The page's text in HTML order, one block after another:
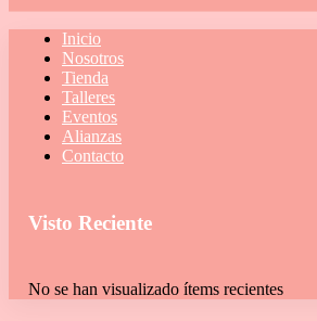
Inicio
Nosotros
Tienda
Talleres
Eventos
Alianzas
Contacto
Visto Reciente
No se han visualizado ítems recientes